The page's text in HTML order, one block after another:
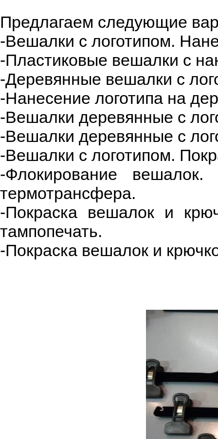
Предлагаем следующие
-Вешалки с логотипом.
-Пластиковые вешалки с
-Деревянные вешалки с
-Нанесение логотипа на
-Вешалки деревянные с
-Вешалки деревянные с
-Вешалки с логотипом.
-Флокирование
термотрансфера.
-Покраска вешалок и
тампопечать.
-Покраска вешалок и